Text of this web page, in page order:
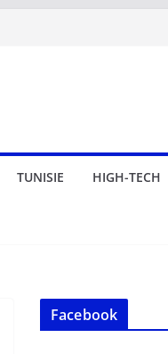
TUNISIE HIGH-TECH
Facebook